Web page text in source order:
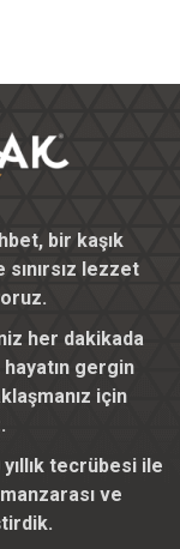
bir kaşık
lezzet
her dakikada
gergin
için
yıllık tecrübesi ile
ve